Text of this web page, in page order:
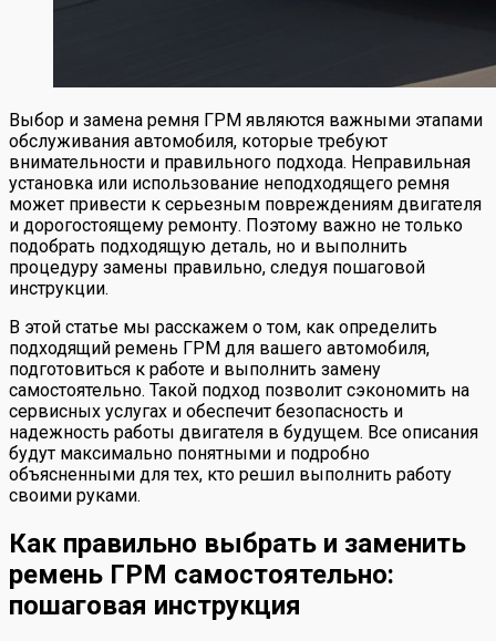
Выбор и замена ремня ГРМ являются важными этапами
обслуживания автомобиля, которые требуют
внимательности и правильного подхода. Неправильная
установка или использование неподходящего ремня
может привести к серьезным повреждениям двигателя
и дорогостоящему ремонту. Поэтому важно не только
подобрать подходящую деталь, но и выполнить
процедуру замены правильно, следуя пошаговой
инструкции.
В этой статье мы расскажем о том, как определить
подходящий ремень ГРМ для вашего автомобиля,
подготовиться к работе и выполнить замену
самостоятельно. Такой подход позволит сэкономить на
сервисных услугах и обеспечит безопасность и
надежность работы двигателя в будущем. Все описания
будут максимально понятными и подробно
объясненными для тех, кто решил выполнить работу
своими руками.
Как правильно выбрать и заменить
ремень ГРМ самостоятельно:
пошаговая инструкция